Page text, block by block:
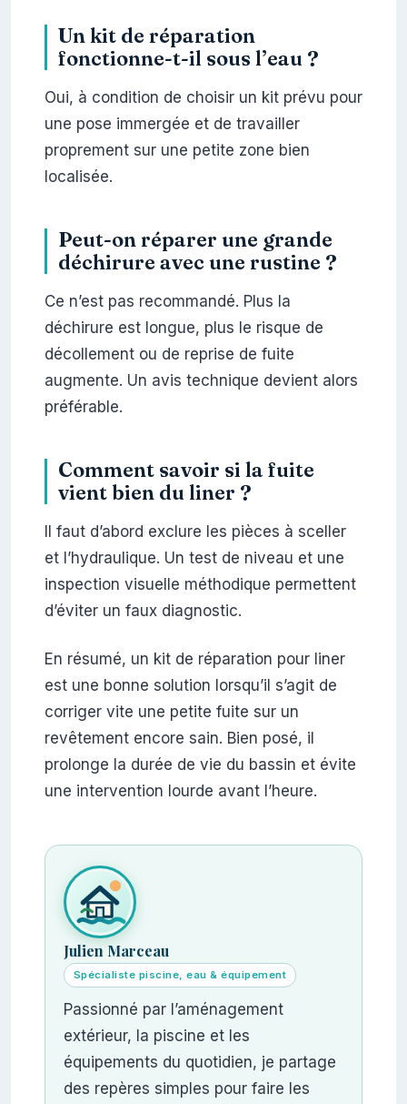
Un kit de réparation
fonctionne-t-il sous l’eau ?
Oui, à condition de choisir un kit prévu pour
une pose immergée et de travailler
proprement sur une petite zone bien
localisée.
Peut-on réparer une grande
déchirure avec une rustine ?
Ce n’est pas recommandé. Plus la
déchirure est longue, plus le risque de
décollement ou de reprise de fuite
augmente. Un avis technique devient alors
préférable.
Comment savoir si la fuite
vient bien du liner ?
Il faut d’abord exclure les pièces à sceller
et l’hydraulique. Un test de niveau et une
inspection visuelle méthodique permettent
d’éviter un faux diagnostic.
En résumé, un kit de réparation pour liner
est une bonne solution lorsqu’il s’agit de
corriger vite une petite fuite sur un
revêtement encore sain. Bien posé, il
prolonge la durée de vie du bassin et évite
une intervention lourde avant l’heure.
Julien Marceau
Spécialiste piscine, eau & équipement
Passionné par l’aménagement
extérieur, la piscine et les
équipements du quotidien, je partage
des repères simples pour faire les